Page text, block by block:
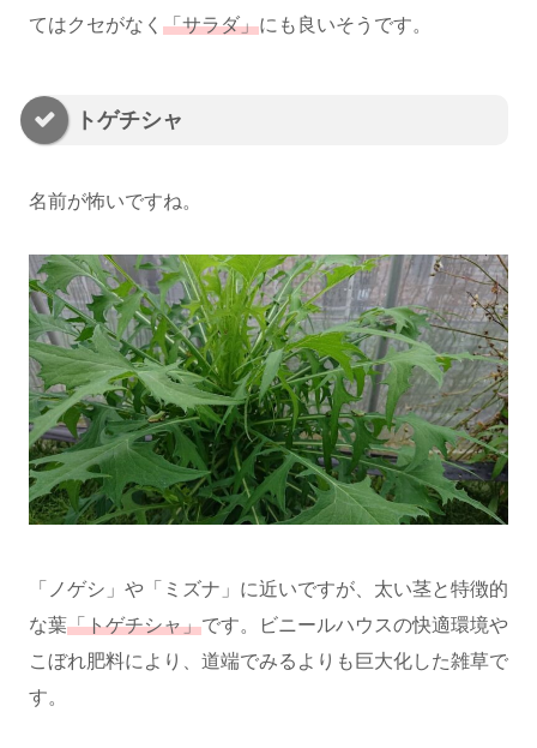
てはクセがなく 「サラダ」にも良いそうです。
トゲチシャ
名前が怖いですね。
「ノゲシ」や「ミズナ」に近いですが、太い茎と特徴的
な葉「トゲチシャ」です。ビニールハウスの快適環境や
こぼれ肥料により、道端でみるよりも巨大化した雑草で
す。